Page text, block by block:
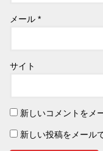
メール*
サイト
新しいコメントをメ
新しい投稿をメール